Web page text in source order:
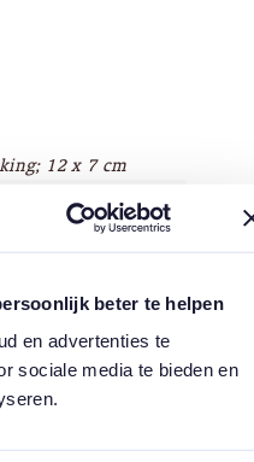
beter te helpen
en advertenties te
sociale media te bieden en
12 x 7 cm